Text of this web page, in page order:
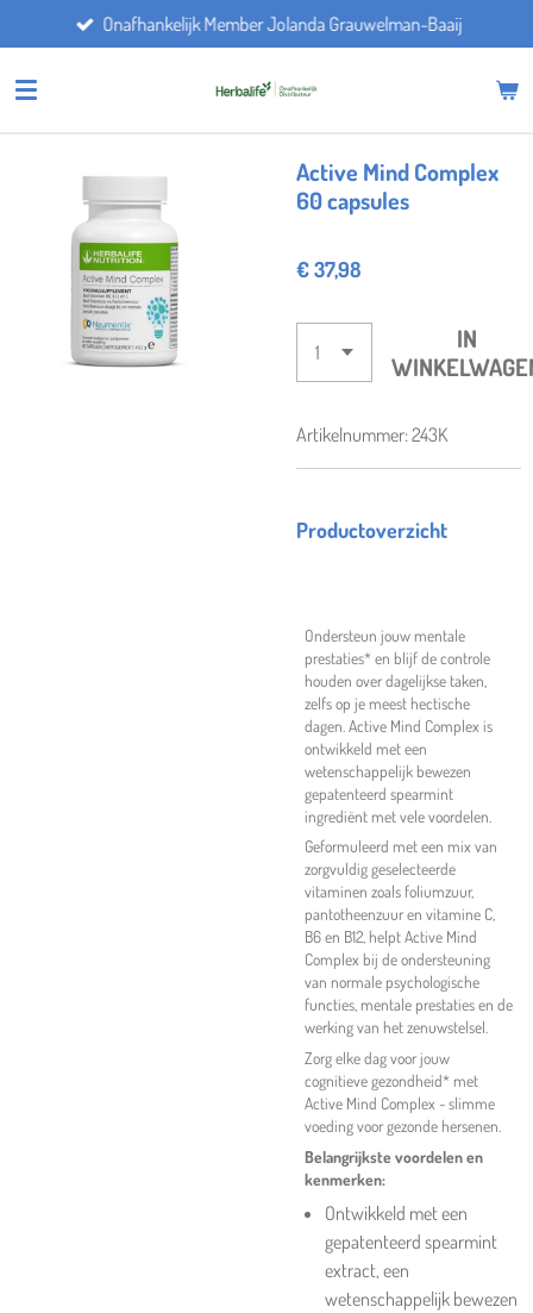
direct
naar
Onafhankelijk Member Jolanda Grauwelman-Baaij
Active Mind Complex
60 capsules
€ 37,98
IN
Artikelnummer:243K
Productoverzicht
Ondersteun jouw mentale
prestaties* en blijf de controle
houden over dagelijkse taken,
zelfs op je meest hectische
dagen. Active Mind Complex is
ontwikkeld met een
wetenschappelijk bewezen
gepatenteerd spearmint
ingrediënt met velevoordelen.
Geformuleerd met een mix van
zorgvuldig geselecteerde
vitaminen zoals foliumzuur,
pantotheenzuur en vitamine C,
B6 en B12, helpt Active Mind
Complex bij de ondersteuning
van normale psychologische
functies, mentale prestaties en de
werking van het zenuwstelsel.
Zorg elke dag voor jouw
cognitieve gezondheid* met
Active Mind Complex - slimme
voeding voor gezonde hersenen.
Belangrijkste voordelen en
kenmerken:
Ontwikkeld met een
gepatenteerd spearmint
extract, een
wetenschappelijk bewezen